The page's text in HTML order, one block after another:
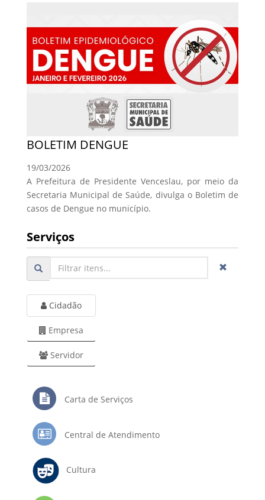
BOLETIM DENGUE
19/03/2026
A Prefeitura de Presidente Venceslau, por meio da
Secretaria Municipal de Saúde, divulga o Boletim de
casos de Dengue no município.
Serviços
Cidadão
Empresa
Servidor
Carta de Serviços
Central de Atendimento
Cultura